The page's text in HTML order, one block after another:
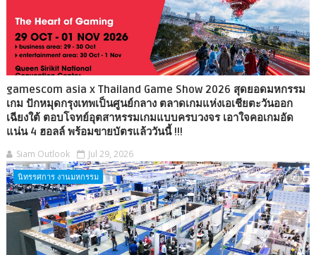
gamescom asia x Thailand Game Show 2026 สุดยอดมหกรรม
เกม ปักหมุดกรุงเทพเป็นศูนย์กลาง ตลาดเกมแห่งเอเชียตะวันออก
เฉียงใต้ ตอบโจทย์อุตสาหรรมเกมแบบครบวงจร เอาใจคอเกมอัด
แน่น 4 ฮอลล์ พร้อมขายบัตรแล้ววันนี้ !!!
Siam Outlook Jul 29, 2026
นิทรรศการ งานมหกรรม